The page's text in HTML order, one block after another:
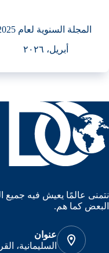
المجلة السنوية لعام 2025
أبريل، ٢٠٢٦
نتمنى عالمًا يعيش فيه جميع
البعض كما هم.
عنوان
السليمانية، القرية